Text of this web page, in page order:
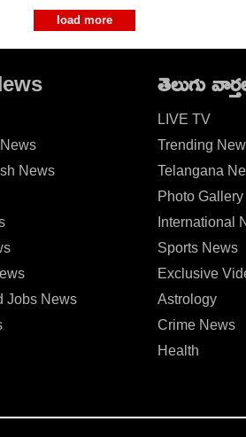
load more
News
Jobs News
తెలుగు
LIVE TV
Trending
Telangana
Photo Gallery
International
Sports News
Exclusive
Astrology
Crime News
Health